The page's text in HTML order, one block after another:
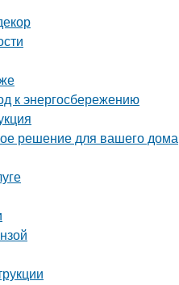
к энергосбережению
решение для вашего дома